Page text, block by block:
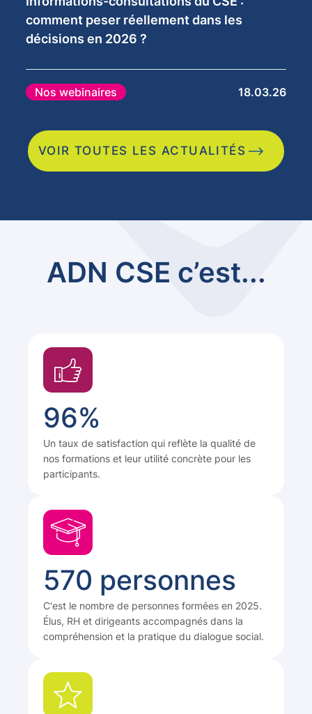
comment peser réellement dans les
décisions en 2026 ?
Nos webinaires 18.03.26
VOIR TOUTES LES ACTUALITÉS
ADN CSE c’est...
96%
Un taux de satisfaction qui reflète la qualité de
nos formations et leur utilité concrète pour les
participants.
570 personnes
C'est le nombre de personnes formées en 2025.
Élus, RH et dirigeants accompagnés dans la
compréhension et la pratique du dialogue social.